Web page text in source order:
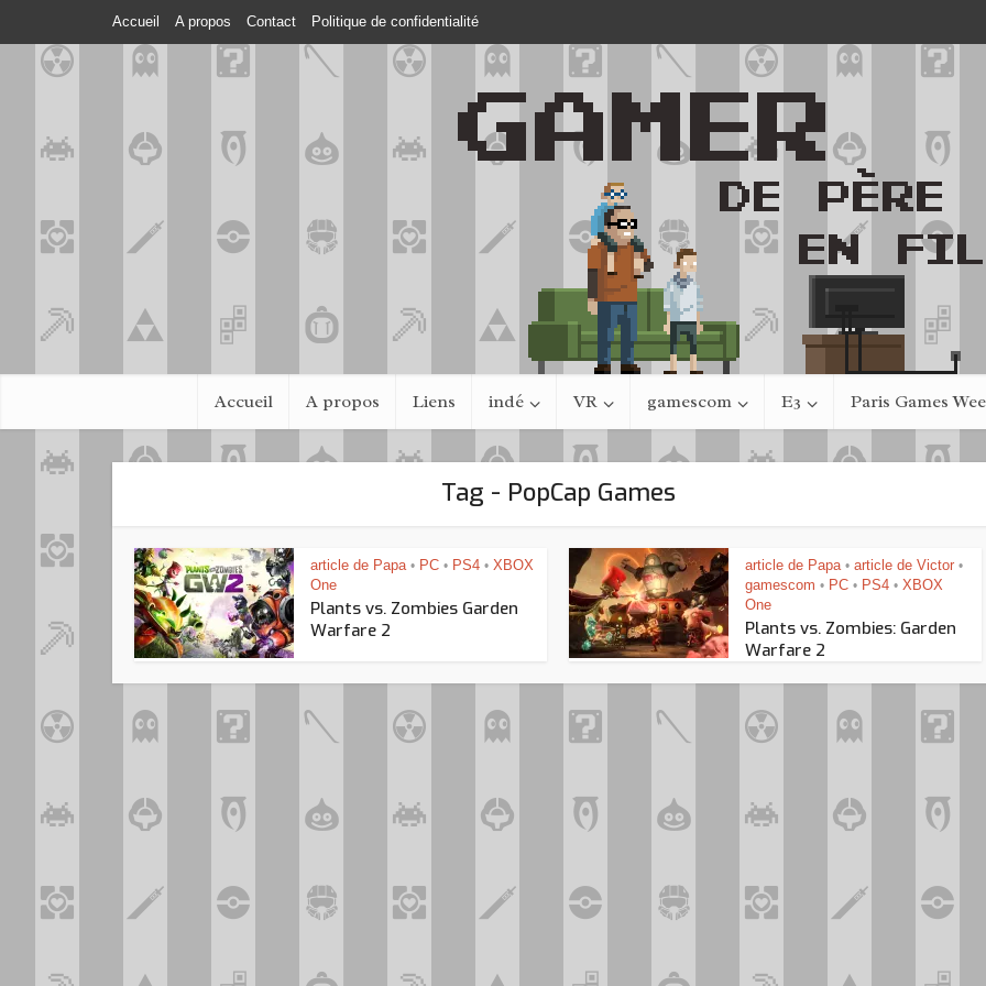
Accueil A propos Contact Politique de confidentialité
Accueil A propos Liens indé VR gamescom E3 Paris Games
Tag - PopCap Games
article de Papa • PC • PS4 • XBOX
One
Plants vs. Zombies Garden
Warfare 2
article de Papa • article de Victor •
gamescom • PC • PS4 • XBOX
One
Plants vs. Zombies: Garden
Warfare 2
Looking for Fael
Assassin’s Creed Black